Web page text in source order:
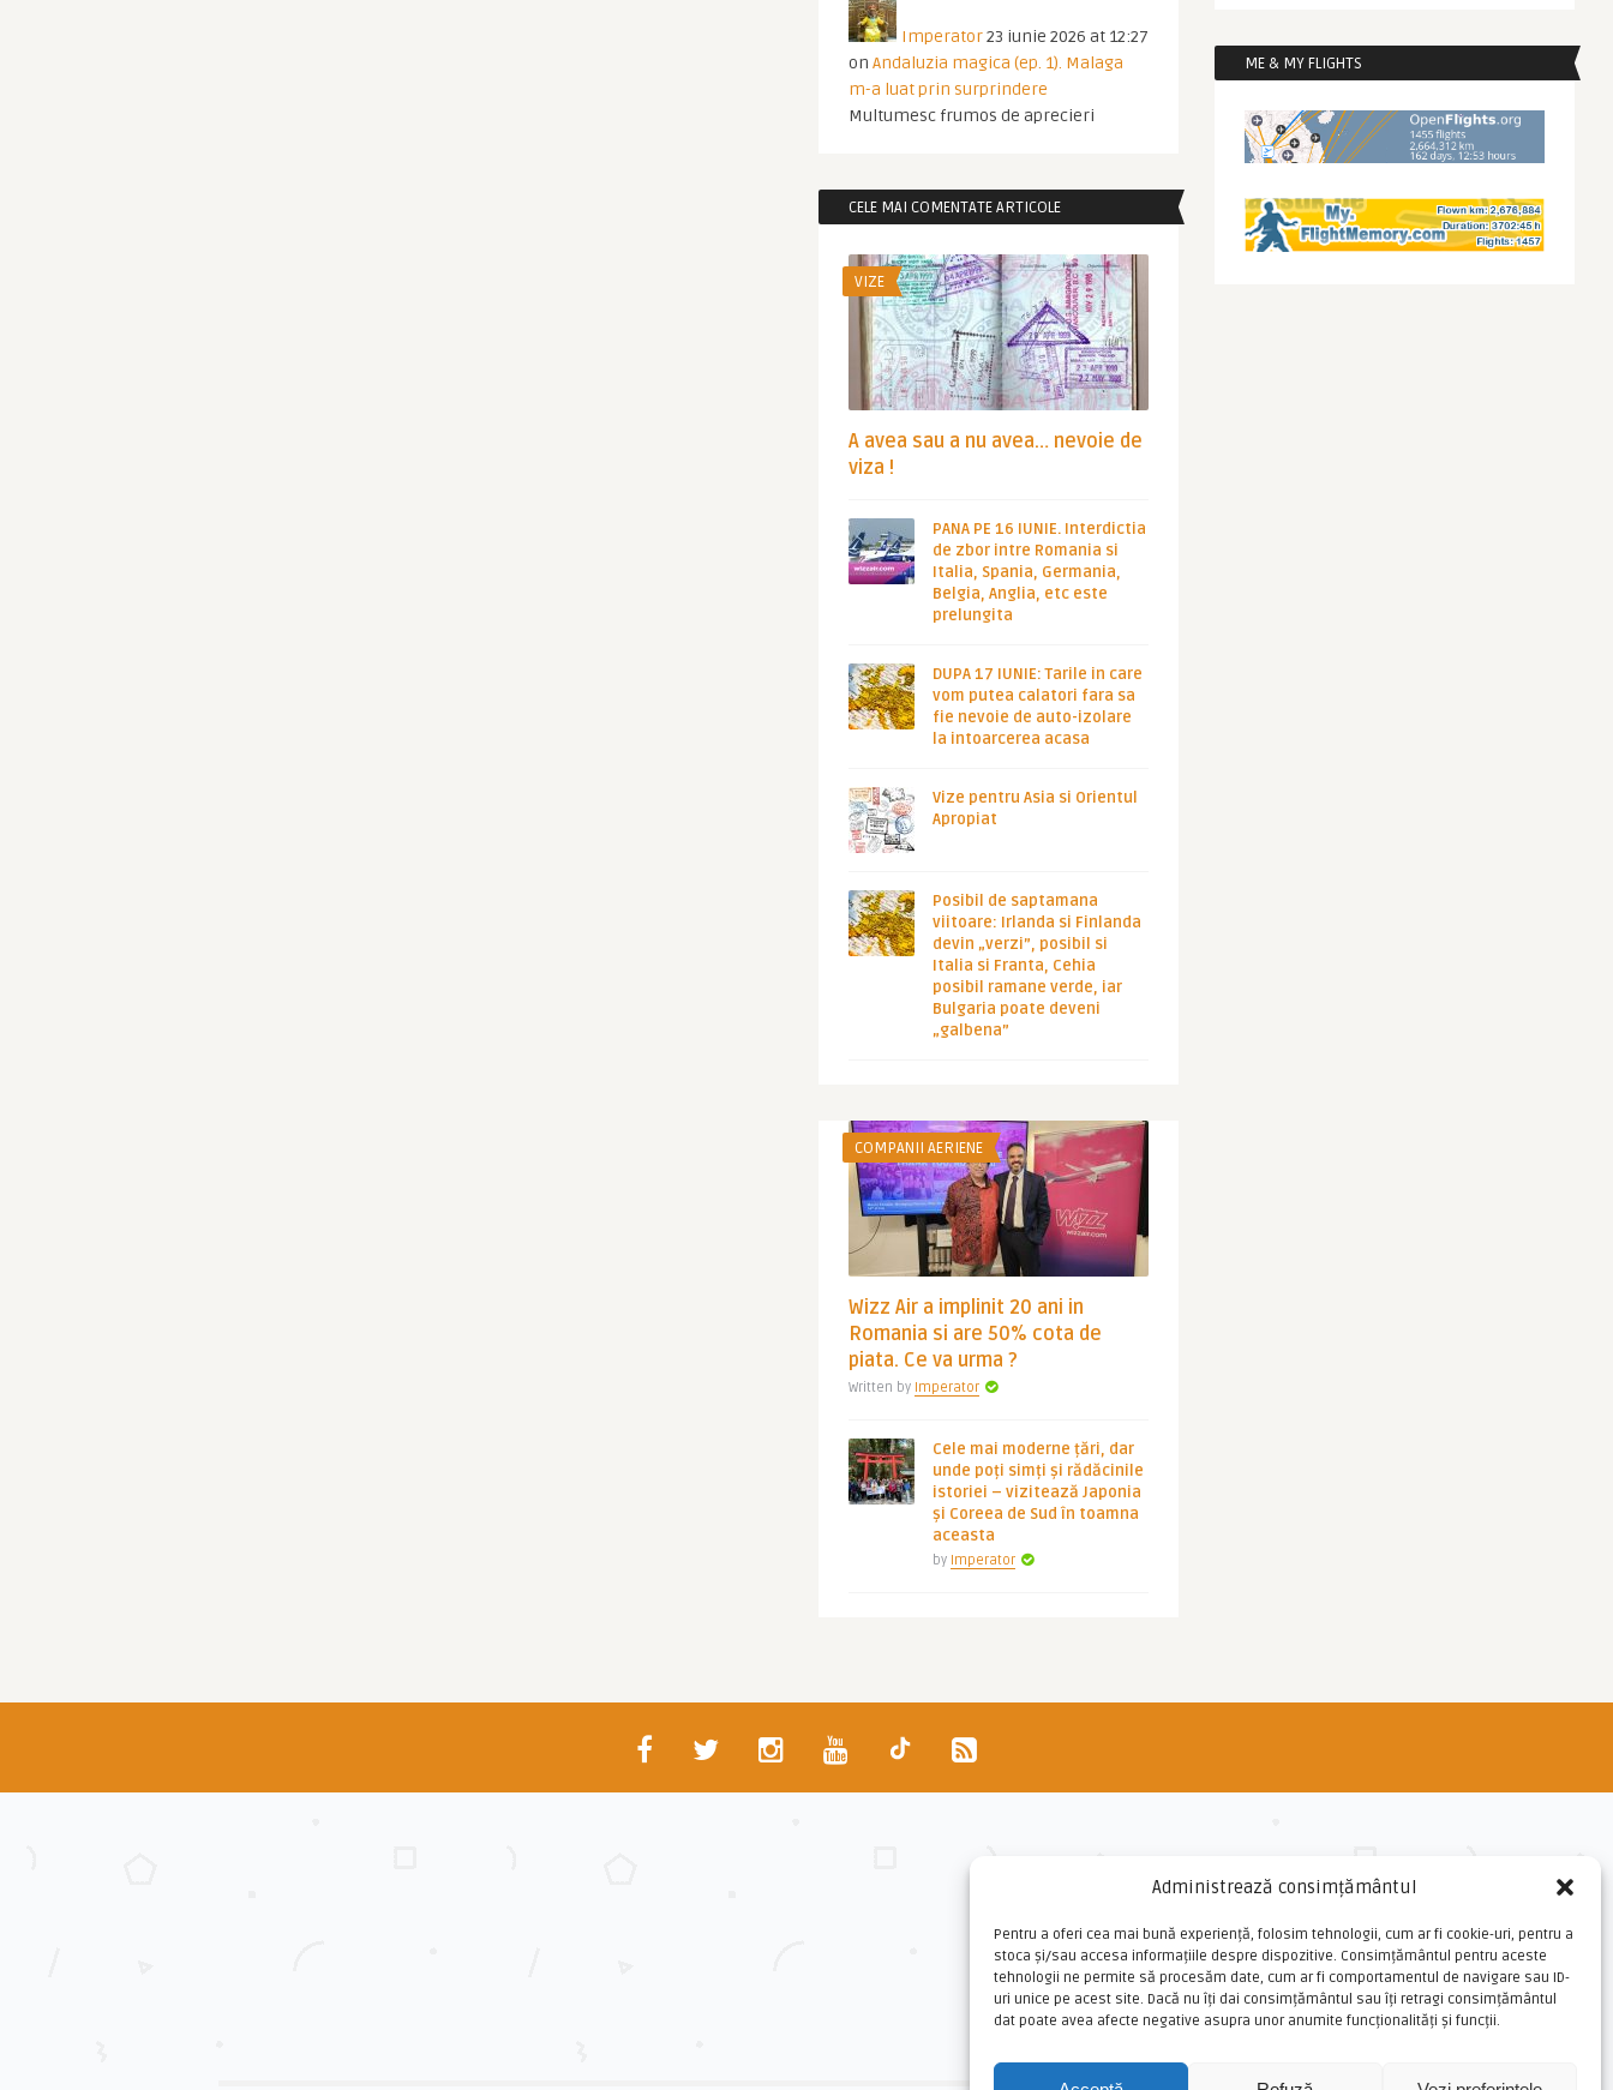
Administrează consimțământul
Pentru a oferi cea mai bună experiență, folosim tehnologii, cum ar fi cookie-uri, pentru a
stoca și/sau accesa informațiile despre dispozitive. Consimțământul pentru aceste
tehnologii ne permite să procesăm date, cum ar fi comportamentul de navigare sau ID-
uri unice pe acest site. Dacă nu îți dai consimțământul sau îți retragi consimțământul
dat poate avea afecte negative asupra unor anumite funcționalități și funcții.
Imperator23 iunie 2026 at 12:27
on Andaluzia magica (ep. 1). Malaga
m-a luat prin surprindere
Multumesc frumos de aprecieri
CELE MAI COMENTATE ARTICOLE
VIZE
A avea sau a nu avea… nevoie de
viza !
PANA PE 16 IUNIE. Interdictia
de zbor intre Romania si
Italia, Spania, Germania,
Belgia, Anglia, etc este
prelungita
DUPA 17 IUNIE: Tarile in care
vom putea calatori fara sa
fie nevoie de auto-izolare
la intoarcerea acasa
Vize pentru Asia si Orientul
Apropiat
Posibil de saptamana
viitoare: Irlanda si Finlanda
devin „verzi”, posibil si
Italia si Franta, Cehia
posibil ramane verde, iar
Bulgaria poate deveni
„galbena”
COMPANII AERIENE
Wizz Air a implinit 20 ani in
Romania si are 50% cota de
piata. Ce va urma ?
Written by Imperator
Cele mai moderne țări, dar
unde poți simți și rădăcinile
istoriei – vizitează Japonia
și Coreea de Sud în toamna
aceasta
by Imperator
ME & MY FLIGHTS